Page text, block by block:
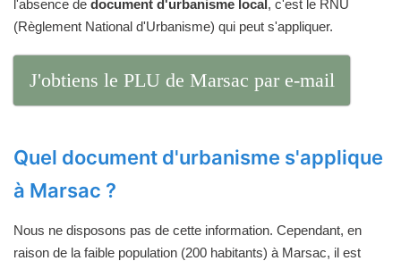
l'absence de document d'urbanisme local, c'est le RNU
(Règlement National d'Urbanisme) qui peut s'appliquer.
J'obtiens le PLU de Marsac par e-mail
Quel document d'urbanisme s'applique
à Marsac ?
Nous ne disposons pas de cette information. Cependant, en
raison de la faible population (200 habitants) à Marsac, il est